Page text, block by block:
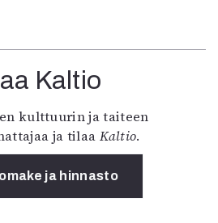
Kaltio
kulttuurin ja taiteen
ja tilaa Kaltio.
ja hinnasto